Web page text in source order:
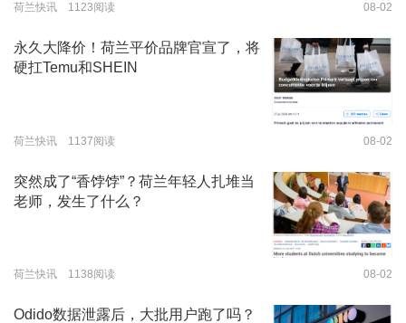
荷兰快讯 1123阅读 08-02
永久大降价！荷兰平价品牌官宣了，将
硬扛Temu和SHEIN
荷兰快讯 1137阅读 08-02
突然成了“香饽饽”？荷兰年轻人扎堆当
老师，发生了什么？
荷兰快讯 1138阅读 08-02
Odido数据泄露后，大批用户跑了吗？